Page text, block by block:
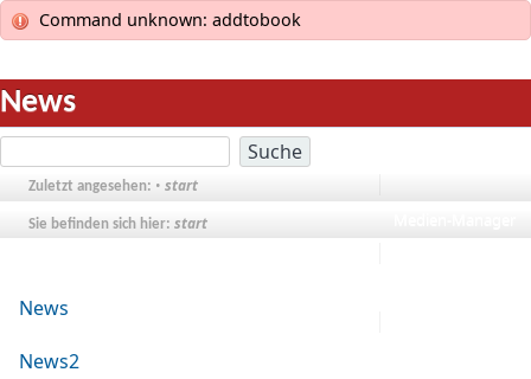
Command unknown: addtobook
News
Zuletzt angesehen: • start
Sie befinden sich hier: start
News
News2